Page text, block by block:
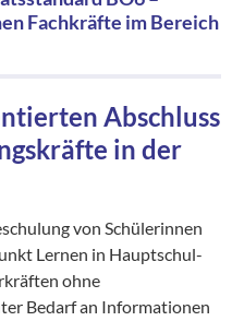
Fachkräfte im Bereich
Abschluss
in der
von Schülerinnen
Lernen in Hauptschul-
ohne
Bedarf an Informationen